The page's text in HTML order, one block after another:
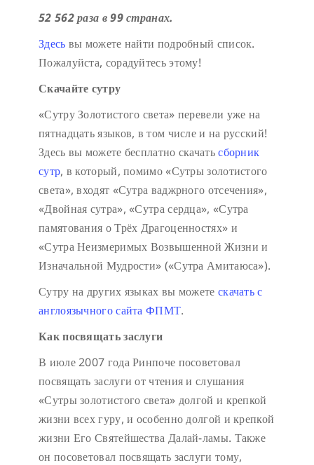
52 562 раза в 99 странах.
Здесь вы можете найти подробный список.
Пожалуйста, сорадуйтесь этому!
Скачайте сутру
«Сутру Золотистого света» перевели уже на
пятнадцать языков, в том числе и на русский!
Здесь вы можете бесплатно скачатьсборник
сутр, в который, помимо «Сутры золотистого
света», входят «Сутра ваджрного отсечения»,
«Двойная сутра», «Сутра сердца», «Сутра
памятования о Трёх Драгоценностях» и
«Сутра Неизмеримых Возвышенной Жизни и
Изначальной Мудрости» («Сутра Амитаюса»).
Сутру на других языках вы можете скачать с
англоязычного сайта ФПМТ.
Как посвящать заслуги
В июле 2007 года Ринпоче посоветовал
посвящать заслуги от чтения и слушания
«Сутры золотистого света» долгой и крепкой
жизни всех гуру, и особенно долгой и крепкой
жизни Его Святейшества Далай-ламы. Также
он посоветовал посвящать заслуги тому,